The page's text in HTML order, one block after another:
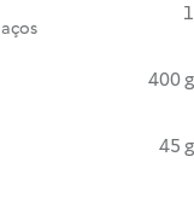
1
400 g
45 g